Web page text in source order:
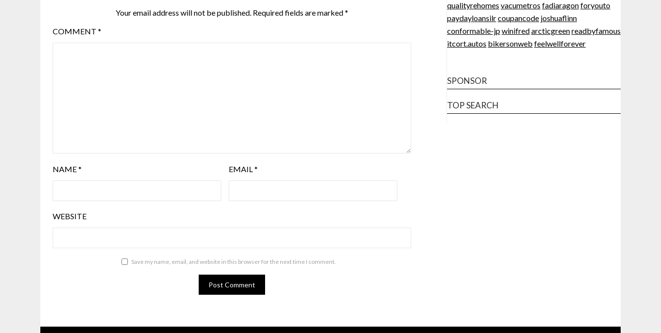
Your email address will not be published. Required fields are marked*
COMMENT *
NAME* EMAIL*
WEBSITE
Save my name, email, and website in this browser for the next time I comment.
qualityrehomes vacumetros fadiaragonforyouto
paydayloansilrcoupancode joshuaflinn
conformable-jpwinifredarcticgreenreadbyfamous
itcort.autos bikersonweb feelwellforever
SPONSOR
TOP SEARCH